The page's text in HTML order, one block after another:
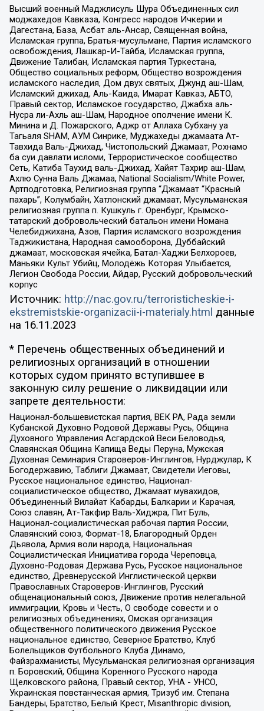
Высший военный Маджлисуль Шура Объединенных сил
моджахедов Кавказа, Конгресс народов Ичкерии и
Дагестана, База, Асбат аль-Ансар, Священная война,
Исламская группа, Братья-мусульмане, Партия исламского
освобождения, Лашкар-И-Тайба, Исламская группа,
Движение Талибан, Исламская партия Туркестана,
Общество социальных реформ, Общество возрождения
исламского наследия, Дом двух святых, Джунд аш-Шам,
Исламский джихад, Аль-Каида, Имарат Кавказ, АБТО,
Правый сектор, Исламское государство, Джабха аль-
Нусра ли-Ахль аш-Шам, Народное ополчение имени К.
Минина и Д. Пожарского, Аджр от Аллаха Субхану уа
Тагьаля SHAM, АУМ Синрике, Муджахеды джамаата Ат-
Тавхида Валь-Джихад, Чистопольский Джамаат, Рохнамо
ба суи давлати исломи, Террористическое сообщество
Сеть, Катиба Таухид валь-Джихад, Хайят Тахрир аш-Шам,
Ахлю Сунна Валь Джамаа, National Socialism/White Power,
Артподготовка, Религиозная группа “Джамаат “Красный
пахарь”, Колумбайн, Хатлонский джамаат, Мусульманская
религиозная группа п. Кушкуль г. Оренбург, Крымско-
татарский добровольческий батальон имени Номана
Челебиджихана, Азов, Партия исламского возрождения
Таджикистана, Народная самооборона, Дуббайский
джамаат, московская ячейка, Батал-Хаджи Белхороев,
Маньяки Культ Убийц, Молодёжь Которая Улыбается,
Легион Свобода России, Айдар, Русский добровольческий
корпус
Источник: http://nac.gov.ru/terroristicheskie-i-
ekstremistskie-organizacii-i-materialy.html данные
на 16.11.2023
* Перечень общественных объединений и
религиозных организаций в отношении
которых судом принято вступившее в
законную силу решение о ликвидации или
запрете деятельности:
Национал-большевистская партия, ВЕК РА, Рада земли
Кубанской Духовно Родовой Державы Русь, Община
Духовного Управления Асгардской Веси Беловодья,
Славянская Община Капища Веды Перуна, Мужская
Духовная Семинария Староверов-Инглингов, Нурджулар, К
Богодержавию, Таблиги Джамаат, Свидетели Иеговы,
Русское национальное единство, Национал-
социалистическое общество, Джамаат мувахидов,
Объединенный Вилайат Кабарды, Балкарии и Карачая,
Союз славян, Ат-Такфир Валь-Хиджра, Пит Буль,
Национал-социалистическая рабочая партия России,
Славянский союз, Формат-18, Благородный Орден
Дьявола, Армия воли народа, Национальная
Социалистическая Инициатива города Череповца,
Духовно-Родовая Держава Русь, Русское национальное
единство, Древнерусской Инглистической церкви
Православных Староверов-Инглингов, Русский
общенациональный союз, Движение против нелегальной
иммиграции, Кровь и Честь, О свободе совести и о
религиозных объединениях, Омская организация
общественного политического движения Русское
национальное единство, Северное Братство, Клуб
Болельщиков Футбольного Клуба Динамо,
Файзрахманисты, Мусульманская религиозная организация
п. Боровский, Община Коренного Русского народа
Щелковского района, Правый сектор, УНА - УНСО,
Украинская повстанческая армия, Тризуб им. Степана
Бандеры, Братство, Белый Крест, Misanthropic division,